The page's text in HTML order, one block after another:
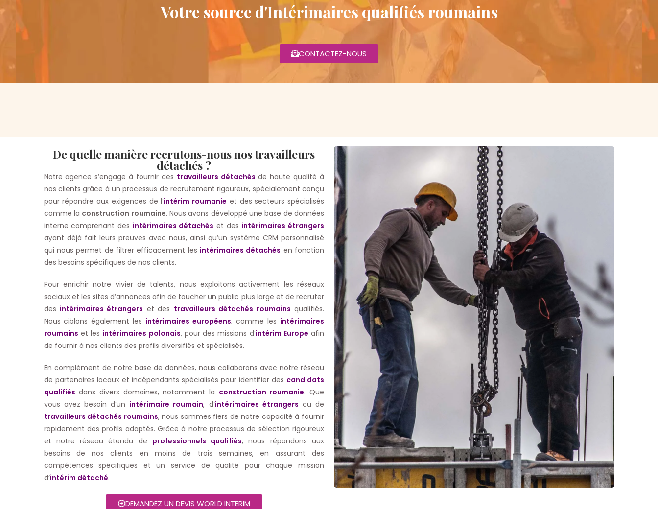
Votre source d'Intérimaires qualifiés roumains
CONTACTEZ-NOUS
De quelle manière recrutons-nous nos travailleurs
détachés ?
Notre agence s’engage à fournir des travailleurs détachés de haute qualité à
nos clients grâce à un processus de recrutement rigoureux, spécialement conçu
pour répondre aux exigences de l’intérim roumanie et des secteurs spécialisés
comme la construction roumaine. Nous avons développé une base de données
interne comprenant des intérimaires détachés et des intérimaires étrangers
ayant déjà fait leurs preuves avec nous, ainsi qu’un système CRM personnalisé
qui nous permet de filtrer efficacement les intérimaires détachés en fonction
des besoins spécifiques de nos clients.
Pour enrichir notre vivier de talents, nous exploitons activement les réseaux
sociaux et les sites d’annonces afin de toucher un public plus large et de recruter
des intérimaires étrangers et des travailleurs détachés roumains qualifiés.
Nous ciblons également les intérimaires européens, comme les intérimaires
roumains et les intérimaires polonais, pour des missions d’intérim Europe afin
de fournir à nos clients des profils diversifiés et spécialisés.
En complément de notre base de données, nous collaborons avec notre réseau
de partenaires locaux et indépendants spécialisés pour identifier des candidats
qualifiés dans divers domaines, notamment la construction roumanie. Que
vous ayez besoin d’un intérimaire roumain, d‘intérimaires étrangers ou de
travailleurs détachés roumains, nous sommes fiers de notre capacité à fournir
rapidement des profils adaptés. Grâce à notre processus de sélection rigoureux
et notre réseau étendu de professionnels qualifiés, nous répondons aux
besoins de nos clients en moins de trois semaines, en assurant des
compétences spécifiques et un service de qualité pour chaque mission
d’intérim détaché.
DEMANDEZ UN DEVIS WORLD INTERIM